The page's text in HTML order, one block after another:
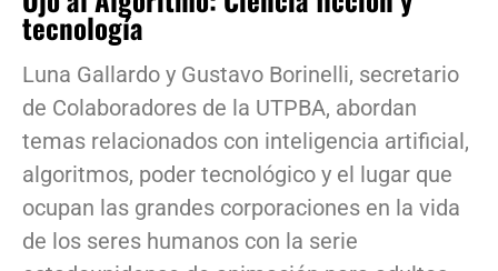
tecnología
Luna Gallardo y Gustavo Borinelli, secretario
de Colaboradores de la UTPBA, abordan
temas relacionados con inteligencia artificial,
algoritmos, poder tecnológico y el lugar que
ocupan las grandes corporaciones en la vida
de los seres humanos con la serie